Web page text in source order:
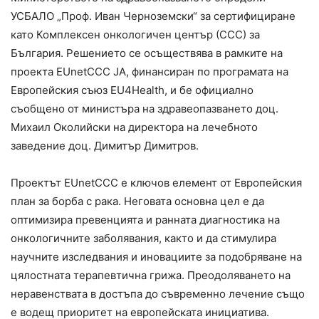
УСБАЛО „Проф. Иван Черноземски“ за сертифициране
като Комплексен онкологичен център (ССС) за
България. Решението се осъществява в рамките на
проекта EUnetCCC JA, финансиран по програмата на
Европейския съюз EU4Health, и бе официално
съобщено от министъра на здравеопазването доц.
Михаил Околийски на директора на лечебното
заведение доц. Димитър Димитров.
Проектът EUnetCCC е ключов елемент от Европейския
план за борба с рака. Неговата основна цел е да
оптимизира превенцията и ранната диагностика на
онкологичните заболявания, както и да стимулира
научните изследвания и иновациите за подобряване на
цялостната терапевтична грижа. Преодоляването на
неравенствата в достъпа до съвременно лечение също
е водещ приоритет на европейската инициатива.